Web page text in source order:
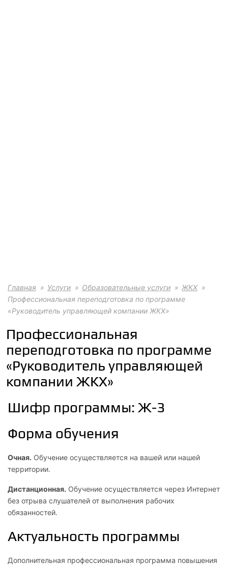
Главная Услуги Образовательные услуги
ЖКХ
Профессиональная переподготовка по программе
«Руководитель управляющей компании ЖКХ»
Профессиональная
переподготовка по программе
«Руководитель управляющей
компании ЖКХ»
Шифр программы: Ж-3
Форма обучения
Очная. Обучение осуществляется на вашей или нашей
территории.
Дистанционная. Обучение осуществляется через Интернет
без отрыва слушателей от выполнения рабочих
обязанностей.
Актуальность программы
Дополнительная профессиональная программа повышения